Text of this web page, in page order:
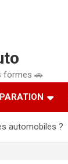
formes 🚗
automobiles ?